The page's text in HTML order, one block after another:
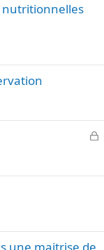
nutritionnelles
B
q